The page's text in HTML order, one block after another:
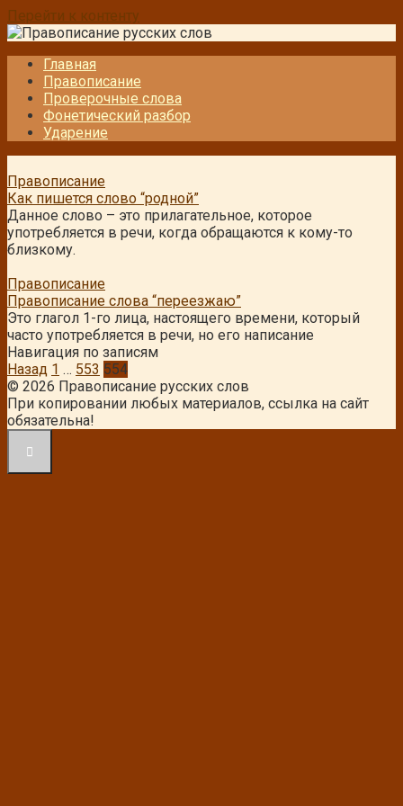
Перейти к контенту
Главная
Правописание
Проверочные слова
Фонетический разбор
Ударение
Правописание
Как пишется слово “родной”
Данное слово – это прилагательное, которое
употребляется в речи, когда обращаются к кому-то
близкому.
Правописание
Правописание слова “переезжаю”
Это глагол 1-го лица, настоящего времени, который
часто употребляется в речи, но его написание
Навигация по записям
Назад 1 … 553 554
© 2026 Правописание русских слов
При копировании любых материалов, ссылка на сайт
обязательна!